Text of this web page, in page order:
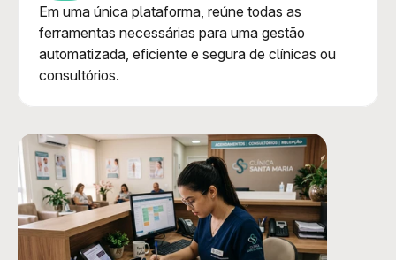
Em uma única plataforma, reúne todas as
ferramentas necessárias para uma gestão
automatizada, eficiente e segura de clínicas ou
consultórios.